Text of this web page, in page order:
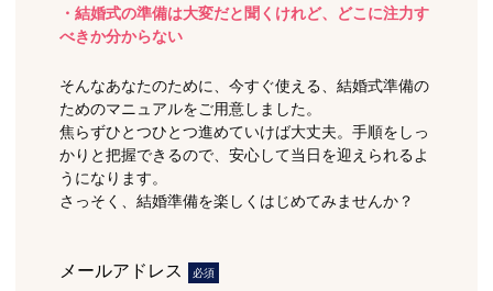
・結婚式の準備は大変だと聞くけれど、どこに注力す
べきか分からない
そんなあなたのために、今すぐ使える、結婚式準備の
ためのマニュアルをご用意しました。
焦らずひとつひとつ進めていけば大丈夫。手順をしっ
かりと把握できるので、安心して当日を迎えられるよ
うになります。
さっそく、結婚準備を楽しくはじめてみませんか？
メールアドレス 必須